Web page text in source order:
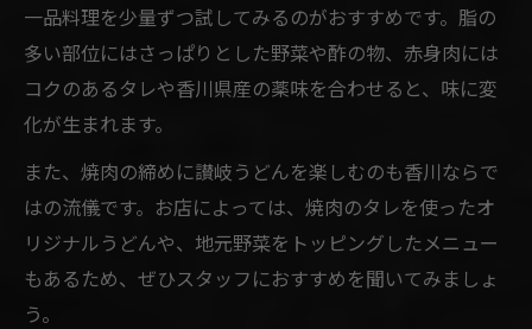
一品料理を少量ずつ試してみるのがおすすめです。脂の
多い部位にはさっぱりとした野菜や酢の物、赤身肉には
コクのあるタレや香川県産の薬味を合わせると、味に変
化が生まれます。
また、焼肉の締めに讃岐うどんを楽しむのも香川ならで
はの流儀です。お店によっては、焼肉のタレを使ったオ
リジナルうどんや、地元野菜をトッピングしたメニュー
もあるため、ぜひスタッフにおすすめを聞いてみましょ
う。